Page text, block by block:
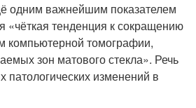
одним важнейшим показателем
«чёткая тенденция к сокращению
компьютерной томографии,
зон матового стекла». Речь
патологических изменений в